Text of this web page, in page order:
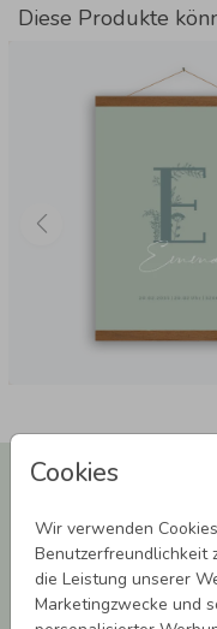
Cookies
Wir verwenden
Benutzerfreundlichkeit
die Leistung unserer
Marketingzwecke und
Diese Produkte
Newsletter
Melde Dich zu
Laufenden.